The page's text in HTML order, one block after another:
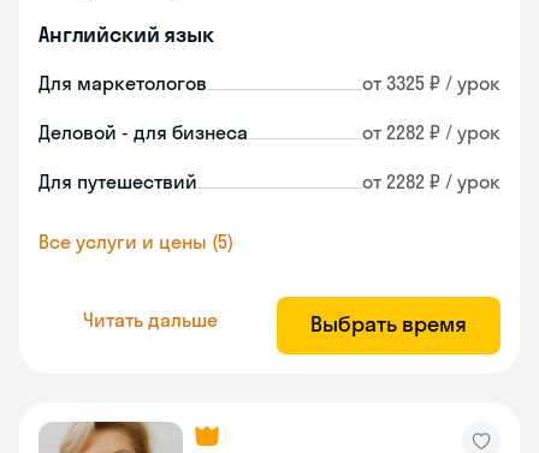
Английский язык
Для маркетологов от 3325 ₽ / урок
Деловой - для бизнеса от 2282 ₽ / урок
Для путешествий от 2282 ₽ / урок
Все услуги и цены (5)
Читать дальше Выбрать время